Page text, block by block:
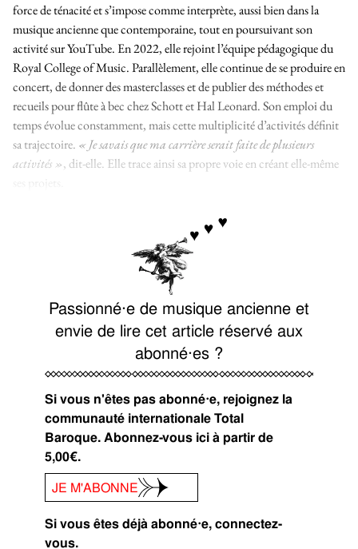
force de ténacité et s’impose comme interprète, aussi bien dans la
musique ancienne que contemporaine, tout en poursuivant son
activité sur YouTube. En 2022, elle rejoint l’équipe pédagogique du
Royal College of Music. Parallèlement, elle continue de se produire en
concert, de donner des masterclasses et de publier des méthodes et
recueils pour flûte à bec chez Schott et Hal Leonard. Son emploi du
temps évolue constamment, mais cette multiplicité d’activités définit
sa trajectoire. « Je savais que ma carrière serait faite de plusieurs
activités », dit-elle. Elle trace ainsi sa propre voie en créant elle-même
Passionné⋅e de musique ancienne et
envie de lire cet article réservé aux
abonné⋅es ?
Si vous n'êtes pas abonné⋅e, rejoignez la
communauté internationale Total
Baroque. Abonnez-vous ici à partir de
5,00€.
JE M'ABONNE
Si vous êtes déjà abonné⋅e, connectez-
vous.